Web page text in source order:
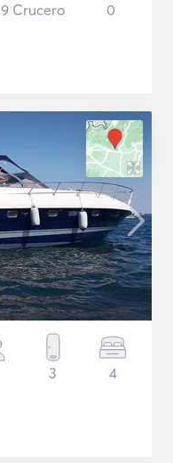
9 Crucero 0
3 4